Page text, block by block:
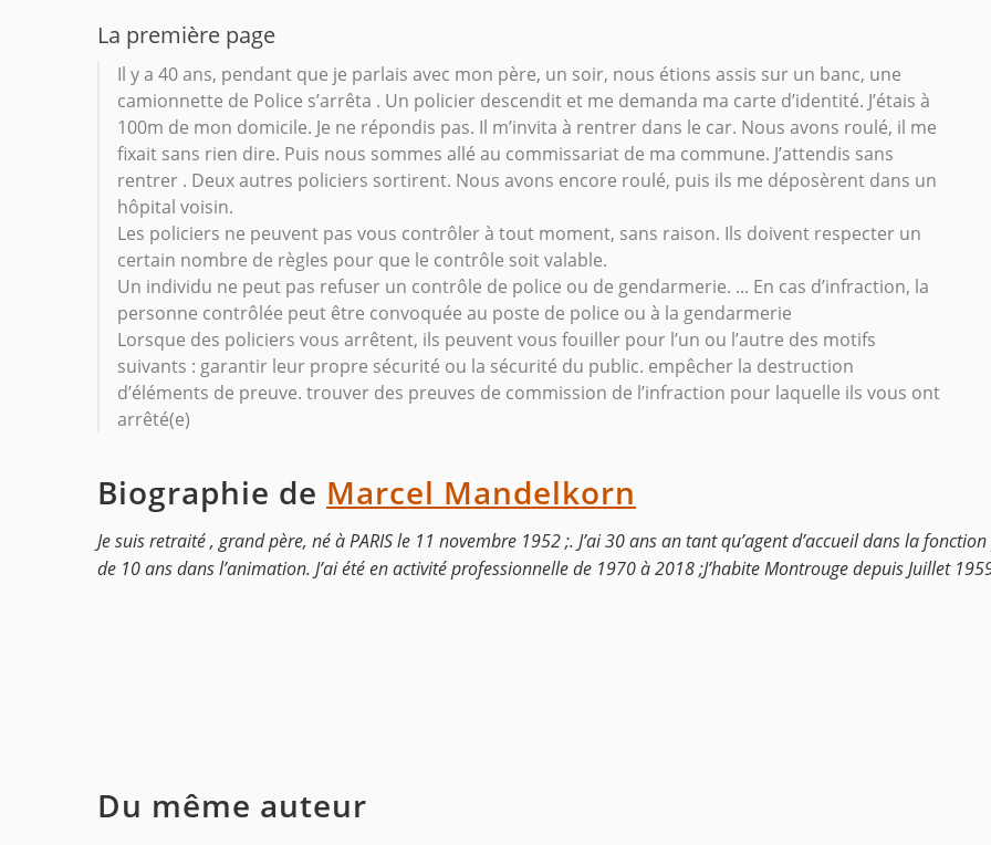
La première page
Il y a 40 ans, pendant que je parlais avec mon père, un soir, nous étions assis sur un banc, une
camionnette de Police s’arrêta . Un policier descendit et me demanda ma carte d’identité. J’étais à
100m de mon domicile. Je ne répondis pas. Il m’invita à rentrer dans le car. Nous avons roulé, il me
fixait sans rien dire. Puis nous sommes allé au commissariat de ma commune. J’attendis sans
rentrer . Deux autres policiers sortirent. Nous avons encore roulé, puis ils me déposèrent dans un
hôpital voisin.
Les policiers ne peuvent pas vous contrôler à tout moment, sans raison. Ils doivent respecter un
certain nombre de règles pour que le contrôle soit valable.
Un individu ne peut pas refuser un contrôle de police ou de gendarmerie. ... En cas d’infraction, la
personne contrôlée peut être convoquée au poste de police ou à la gendarmerie
Lorsque des policiers vous arrêtent, ils peuvent vous fouiller pour l’un ou l’autre des motifs
suivants : garantir leur propre sécurité ou la sécurité du public. empêcher la destruction
d’éléments de preuve. trouver des preuves de commission de l’infraction pour laquelle ils vous ont
arrêté(e)
Biographie de Marcel Mandelkorn
Je suis retraité , grand père, né à PARIS le 11 novembre 1952 ;. J’ai 30 ans an tant qu’agent d’accueil dans la
de 10 ans dans l’animation. J’ai été en activité professionnelle de 1970 à 2018 ;J’habite Montrouge depuis Juillet
Du même auteur